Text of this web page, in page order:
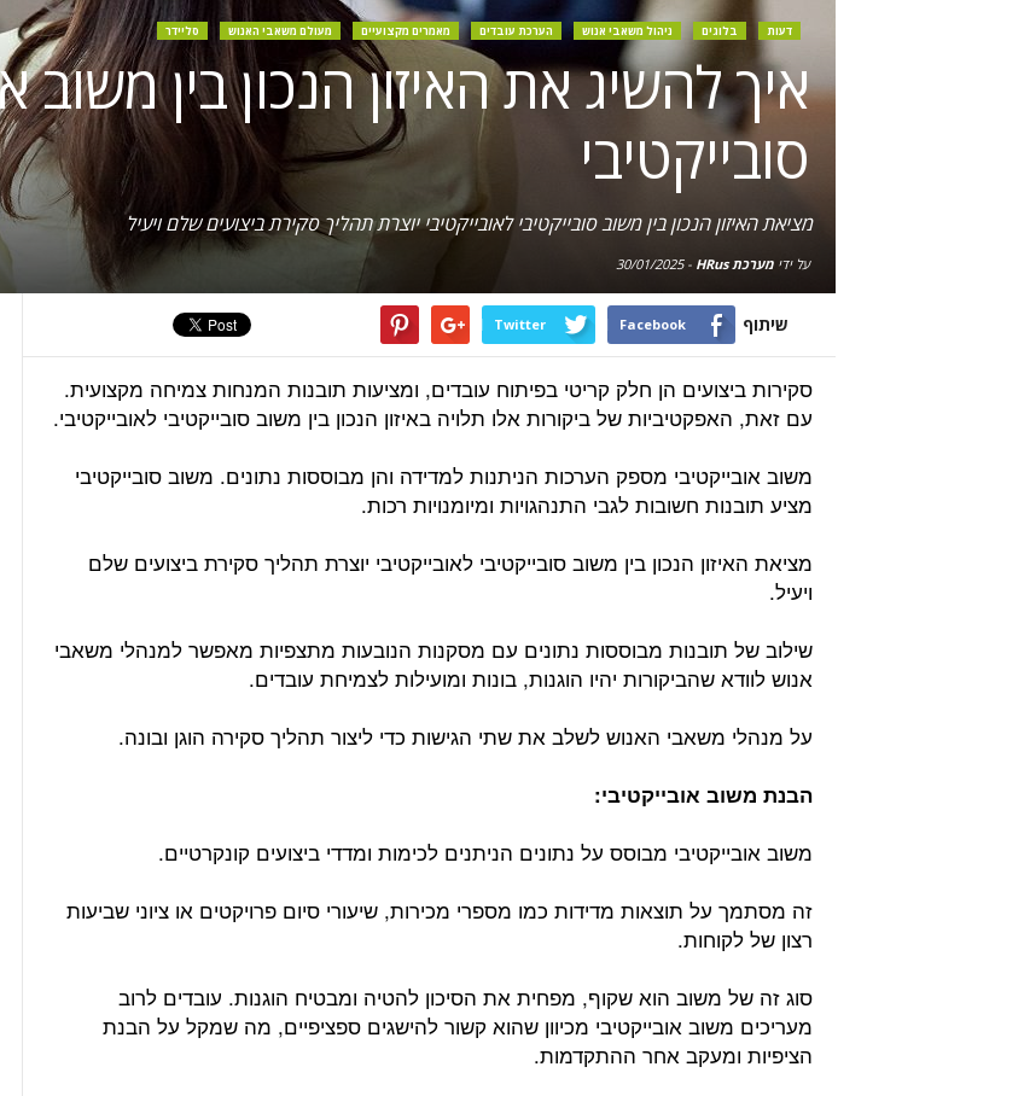
דעות בלוגים ניהול משאבי אנוש הערכת עובדים מאמרים מקצועיים מעולם משאבי האנוש סליידר
איך להשיג את האיזון הנכון בין משוב
סובייקטיבי
מציאת האיזון הנכון בין משוב סובייקטיבי לאובייקטיבי יוצרת תהליך סקירת ביצועים שלם ויעיל
על ידימערכת HRus -
30/01/2025
שיתוף Facebook
Twitter
סקירות ביצועים הן חלק קריטי בפיתוח עובדים, ומציעות תובנות המנחות צמיחה מקצועית.
עם זאת, האפקטיביות של ביקורות אלו תלויה באיזון הנכון בין משוב סובייקטיבי לאובייקטיבי.
משוב אובייקטיבי מספק הערכות הניתנות למדידה והן מבוססות נתונים. משוב סובייקטיבי
מציע תובנות חשובות לגבי התנהגויות ומיומנויות רכות.
מציאת האיזון הנכון בין משוב סובייקטיבי לאובייקטיבי יוצרת תהליך סקירת ביצועים שלם
ויעיל.
שילוב של תובנות מבוססות נתונים עם מסקנות הנובעות מתצפיות מאפשר למנהלי משאבי
אנוש לוודא שהביקורות יהיו הוגנות, בונות ומועילות לצמיחת עובדים.
על מנהלי משאבי האנוש לשלב את שתי הגישות כדי ליצור תהליך סקירה הוגן ובונה.
הבנת משוב אובייקטיבי:
משוב אובייקטיבי מבוסס על נתונים הניתנים לכימות ומדדי ביצועים קונקרטיים.
זה מסתמך על תוצאות מדידות כמו מספרי מכירות, שיעורי סיום פרויקטים או ציוני שביעות
רצון של לקוחות.
סוג זה של משוב הוא שקוף, מפחית את הסיכון להטיה ומבטיח הוגנות. עובדים לרוב
מעריכים משוב אובייקטיבי מכיוון שהוא קשור להישגים ספציפיים, מה שמקל על הבנת
הציפיות ומעקב אחר ההתקדמות.